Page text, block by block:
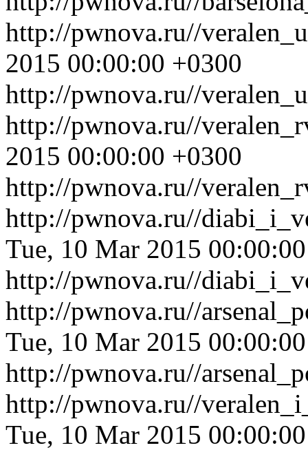
http://pwnova.ru//
2015 00:00:00 +0300
http://pwnova.ru//
http://pwnova.ru//
2015 00:00:00 +0300
http://pwnova.ru//
http://pwnova.ru//
Tue, 10 Mar 2015
http://pwnova.ru//
http://pwnova.ru//
Tue, 10 Mar 2015
http://pwnova.ru//
http://pwnova.ru//
Tue, 10 Mar 2015